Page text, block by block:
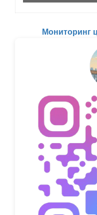
Мониторинг